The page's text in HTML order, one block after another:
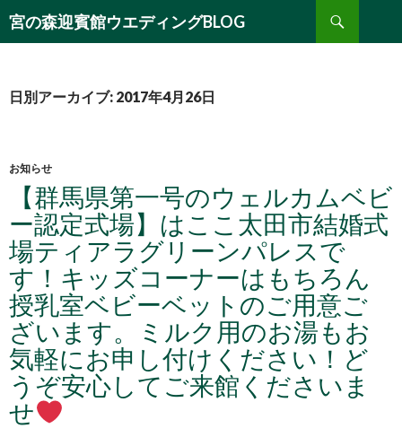
宮の森迎賓館ウエディングBLOG
検
索
ン
動
日別アーカイブ: 2017年4月26日
お知らせ
【群馬県第一号のウェルカムベビ
ー認定式場】はここ太田市結婚式
場ティアラグリーンパレスで
す！キッズコーナーはもちろん
授乳室ベビーベットのご用意ご
ざいます。ミルク用のお湯もお
気軽にお申し付けください！ど
うぞ安心してご来館くださいま
せ